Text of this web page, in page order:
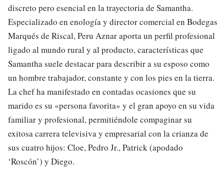
discreto pero esencial en la trayectoria de Samantha.
Especializado en enología y director comercial en Bodegas
Marqués de Riscal, Peru Aznar aporta un perfil profesional
ligado al mundo rural y al producto, características que
Samantha suele destacar para describir a su esposo como
un hombre trabajador, constante y con los pies en la tierra.
La chef ha manifestado en contadas ocasiones que su
marido es su «persona favorita» y el gran apoyo en su vida
familiar y profesional, permitiéndole compaginar su
exitosa carrera televisiva y empresarial con la crianza de
sus cuatro hijos: Cloe, Pedro Jr., Patrick (apodado
‘Roscón’) y Diego.